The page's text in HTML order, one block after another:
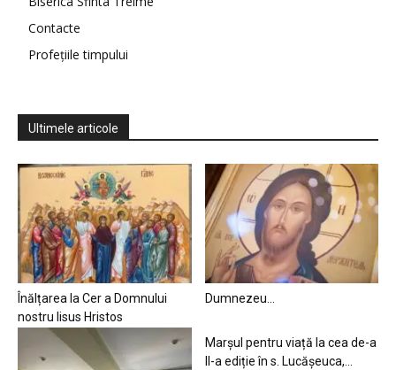
Contacte
Profețiile timpului
Ultimele articole
Înălțarea la Cer a Domnului
nostru Iisus Hristos
Dumnezeu…
Marșul pentru viață la cea de-a
II-a ediție în s. Lucășeuca,...